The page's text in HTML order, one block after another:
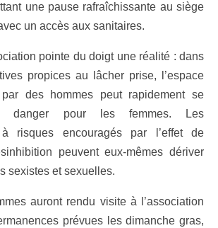
une pause rafraîchissante au siège
un accès aux sanitaires.
pointe du doigt une réalité : dans
propices au lâcher prise, l’espace
des hommes peut rapidement se
danger pour les femmes. Les
à risques encouragés par l’effet de
peuvent eux-mêmes dériver
sexistes et sexuelles.
auront rendu visite à l’association
prévues les dimanche gras,